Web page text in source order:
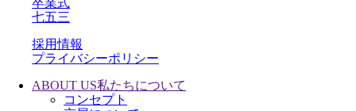
卒業式
七五三
採用情報
プライバシーポリシー
ABOUT US私たちについて
コンセプト